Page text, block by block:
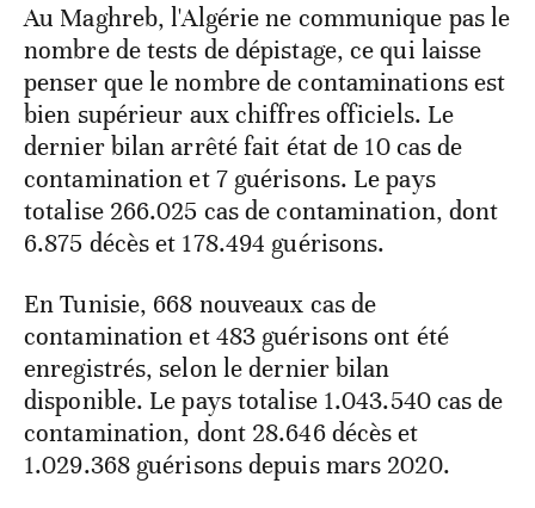
Au Maghreb, l'Algérie ne communique pas le
nombre de tests de dépistage, ce qui laisse
penser que le nombre de contaminations est
bien supérieur aux chiffres officiels. Le
dernier bilan arrêté fait état de 10 cas de
contamination et 7 guérisons. Le pays
totalise 266.025 cas de contamination, dont
6.875 décès et 178.494 guérisons.
En Tunisie, 668 nouveaux cas de
contamination et 483 guérisons ont été
enregistrés, selon le dernier bilan
disponible. Le pays totalise 1.043.540 cas de
contamination, dont 28.646 décès et
1.029.368 guérisons depuis mars 2020.